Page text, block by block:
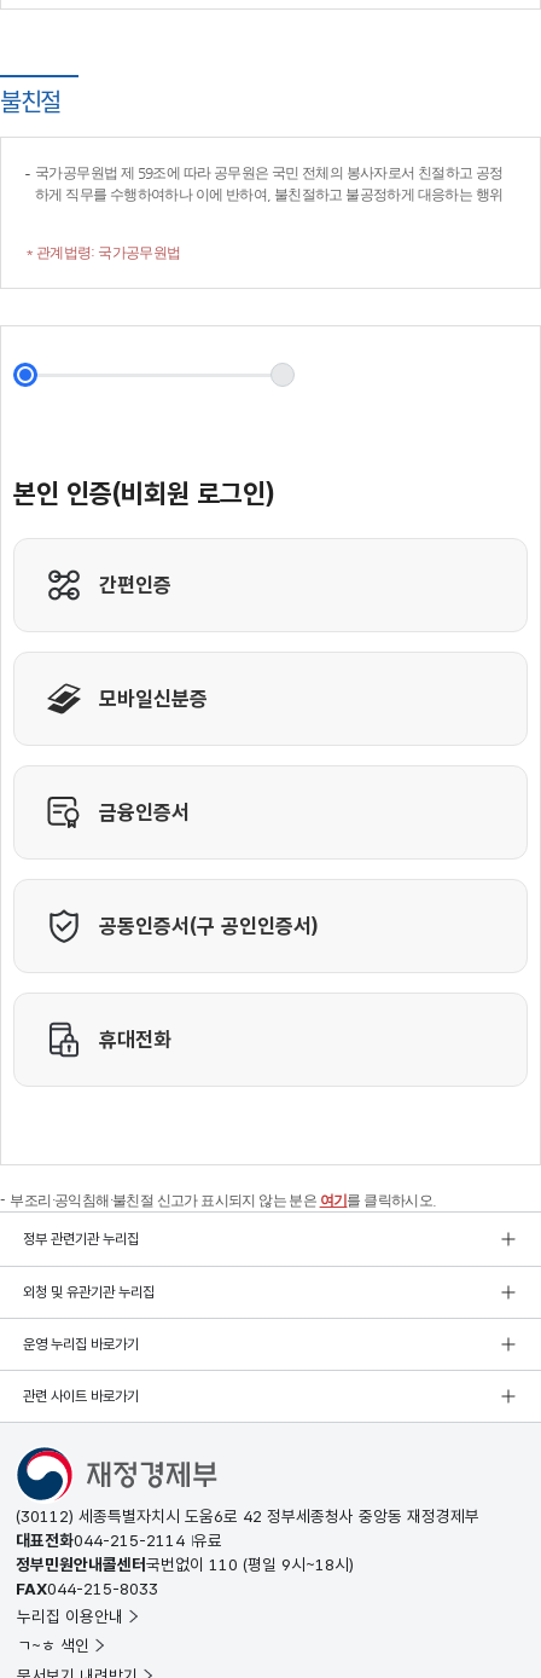
불친절
국가공무원법 제 59조에 따라 공무원은 국민 전체의 봉사자로서 친절하고 공정
하게 직무를 수행하여하나 이에 반하여, 불친절하고 불공정하게 대응하는 행위
* 관계법령: 국가공무원법
부조리·공익침해·불친절 신고가 표시되지 않는 분은 여기 를 클릭하시오.
정부 관련기관 누리집
외청 및 유관기관 누리집
운영 누리집 바로가기
관련 사이트 바로가기
(30112) 세종특별자치시 도움6로 42 정부세종청사 중앙동 재정경제부
대표전화044-215-2114 유료
정부민원안내콜센터국번없이 110 (평일 9시~18시)
FAX044-215-8033
누리집 이용안내
ㄱ~ㅎ 색인